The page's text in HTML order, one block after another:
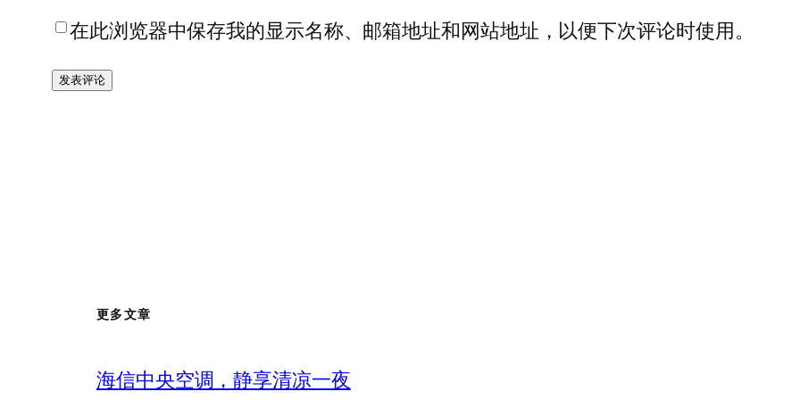
在此浏览器中保存我的显示名称、邮箱地址和网站地址，以便下次评论时使用。
更多文章
海信中央空调，静享清凉一夜